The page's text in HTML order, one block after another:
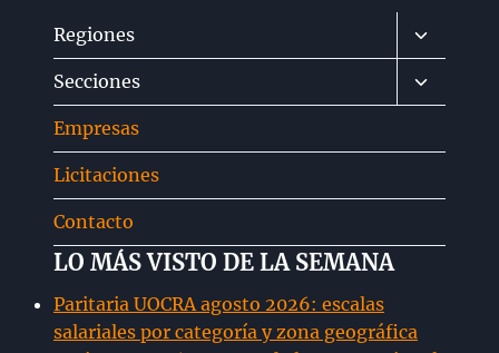
Regiones
Alternar
menú
hijo
Secciones
Alternar
menú
Empresas
Licitaciones
Contacto
LO MÁS VISTO DE LA SEMANA
Paritaria UOCRA agosto 2026: escalas
salariales por categoría y zona geográfica